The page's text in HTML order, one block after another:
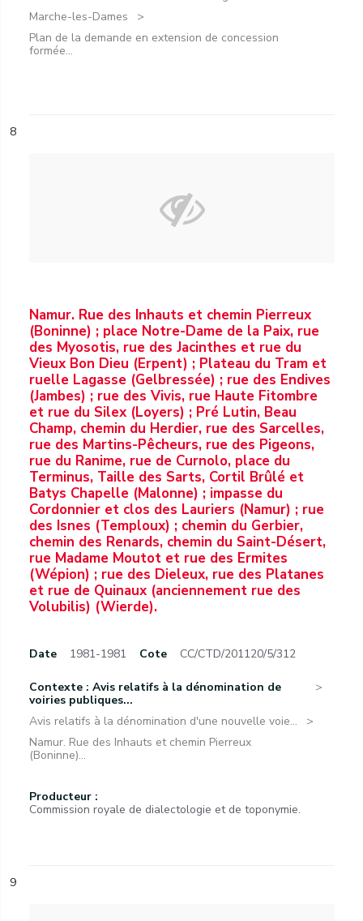
Marche-les-Dames
Plan de la demande en extension de concession
formée...
8
Namur. Rue des Inhauts et chemin Pierreux
(Boninne) ; place Notre-Dame de la Paix, rue
des Myosotis, rue des Jacinthes et rue du
Vieux Bon Dieu (Erpent) ; Plateau du Tram et
ruelle Lagasse (Gelbressée) ; rue des Endives
(Jambes) ; rue des Vivis, rue Haute Fitombre
et rue du Silex (Loyers) ; Pré Lutin, Beau
Champ, chemin du Herdier, rue des Sarcelles,
rue des Martins-Pêcheurs, rue des Pigeons,
rue du Ranime, rue de Curnolo, place du
Terminus, Taille des Sarts, Cortil Brûlé et
Batys Chapelle (Malonne) ; impasse du
Cordonnier et clos des Lauriers (Namur) ; rue
des Isnes (Temploux) ; chemin du Gerbier,
chemin des Renards, chemin du Saint-Désert,
rue Madame Moutot et rue des Ermites
(Wépion) ; rue des Dieleux, rue des Platanes
et rue de Quinaux (anciennement rue des
Volubilis) (Wierde).
Date 1981-1981 Cote CC/CTD/201120/5/312
Contexte : Avis relatifs à la dénomination de
voiries publiques...
Avis relatifs à la dénomination d'une nouvelle voie...
Namur. Rue des Inhauts et chemin Pierreux
(Boninne)...
Producteur :
Commission royale de dialectologie et de toponymie.
9